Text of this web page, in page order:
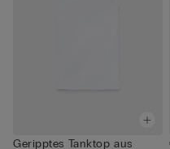
Geripptes Tanktop aus